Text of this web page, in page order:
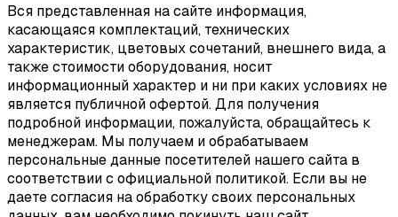
Вся представленная на сайте информация,
касающаяся комплектаций, технических
характеристик, цветовых сочетаний, внешнего вида, а
также стоимости оборудования, носит
информационный характер и ни при каких условиях не
является публичной офертой. Для получения
подробной информации, пожалуйста, обращайтесь к
менеджерам. Мы получаем и обрабатываем
персональные данные посетителей нашего сайта в
соответствии с официальной политикой. Если вы не
даете согласия на обработку своих персональных